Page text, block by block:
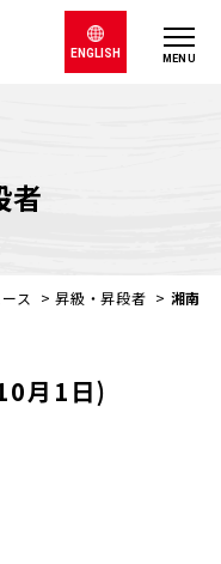
MENU
ENGLISH
者
ス >昇級・昇段者 > 湘南
月1日)